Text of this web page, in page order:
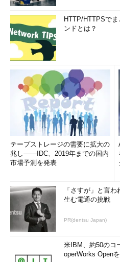
そのものに価値を持たせるか、デ
けるサービスを実現するような
うのだがどうか。どうも多対多の
配」というか、「付加価値の移動
編期にはありがちなことだが、
史が教える真実である。それは
い。多分、データを運ぶ働きそ
データそのものの価値（コンテ
う、そしてその先でデータを使
合に変化していくのであろう。
はて、いま書いているこれも、
周期の動きの表れなのか？
筆者紹介
Massa POP Izumida
日本では数少ないx86プロセッ
体メーカーで8bitと16bitの、日本
プロセッサの設計に従事する。
を経て、現在は某半導体メーカ
HTTP/HTTPSで
ンドとは？
テープストレージの需要に拡大の
兆し――IDC、2019年までの国内
市場予測を発表
「さすが」と言
生む電通の挑戦
PR(dentsu Japan)
米IBM、約50のコ
operWorks Open